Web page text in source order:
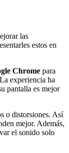
las
estos en
Chrome para
experiencia ha
pantalla es mejor
o distorsiones. Así
mejor. Además,
el sonido solo